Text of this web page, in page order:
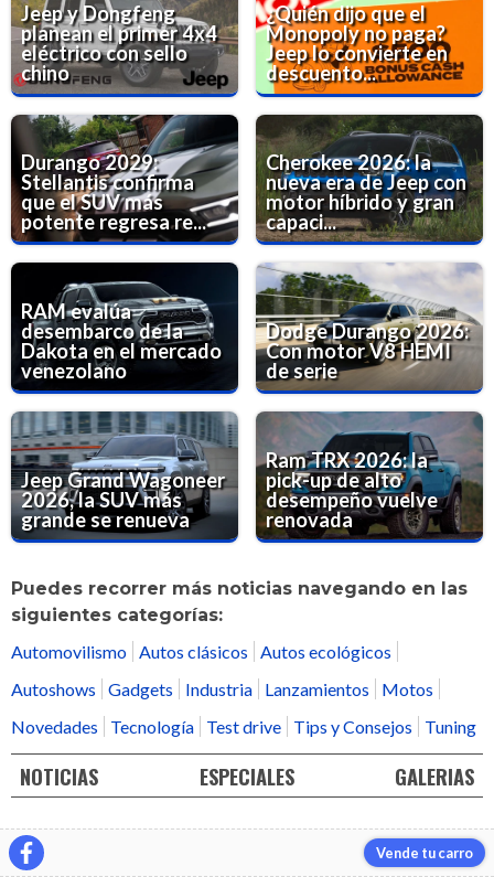
Jeep y Dongfeng
planean el primer 4x4
eléctrico con sello
chino
¿Quién dijo que el
Monopoly no paga?
Jeep lo convierte en
descuento...
Durango 2029:
Stellantis confirma
que el SUV más
potente regresa re...
Cherokee 2026: la
nueva era de Jeep con
motor híbrido y gran
capaci...
RAM evalúa
desembarco de la
Dakota en el mercado
venezolano
Dodge Durango 2026:
Con motor V8 HEMI
de serie
Jeep Grand Wagoneer
2026, la SUV más
grande se renueva
Ram TRX 2026: la
pick-up de alto
desempeño vuelve
renovada
Puedes recorrer más noticias navegando en las
siguientes categorías:
Automovilismo Autos clásicos
Autos ecológicos
Autoshows
Gadgets Industria Lanzamientos
Motos
Novedades
Tecnología Test drive Tips y Consejos Tuning
NOTICIAS ESPECIALES GALERIAS
Vende tu carro